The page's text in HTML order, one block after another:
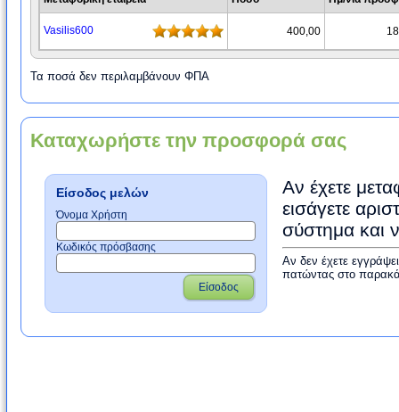
Vasilis600 400,00
Τα ποσά δεν περιλαμβάνουν ΦΠΑ
Καταχωρήστε την προσφορά σας
Είσοδος μελών
Όνομα Χρήστη
Κωδικός πρόσβασης
Είσοδος
Αν έχετε
εισάγετε
σύστημα και
Αν δεν έχετε
πατώντας στο